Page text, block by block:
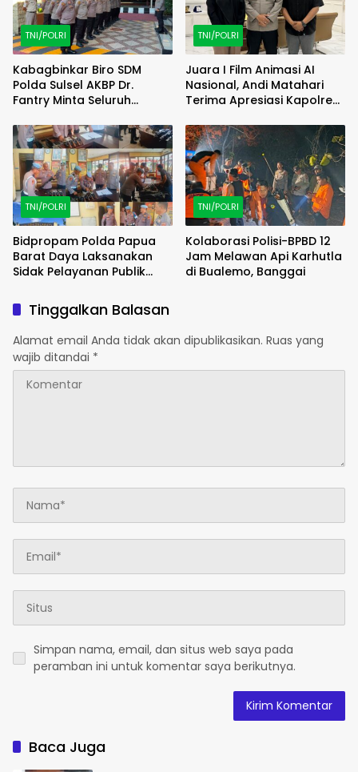
TNI/POLRI
Kabagbinkar Biro SDM
Polda Sulsel AKBP Dr.
Fantry Minta Seluruh
Debu
TNI/POLRI
Juara I Film Animasi AI
Nasional, Andi Matahari
Terima Apresiasi Kapolres
TNI/POLRI
Bidpropam Polda Papua
Barat Daya Laksanakan
Sidak Pelayanan Publik
di Polsek Salawati
TNI/POLRI
Kolaborasi Polisi-BPBD 12
Jam Melawan Api Karhutla
di Bualemo, Banggai
Tinggalkan Balasan
Alamat email Anda tidak akan dipublikasikan. Ruas yang
wajib ditandai *
Simpan nama, email, dan situs web saya pada
peramban ini untuk komentar saya berikutnya.
Baca Juga